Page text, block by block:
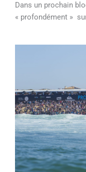
Dans un prochain
« profondément »